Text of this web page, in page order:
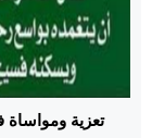
تعزية ومواساة